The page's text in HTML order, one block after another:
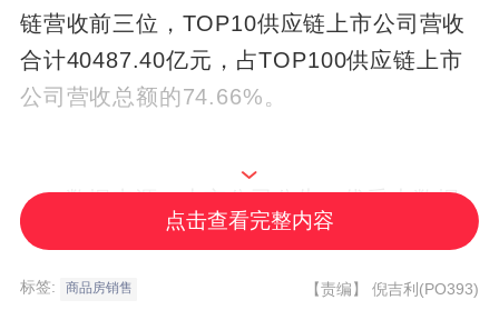
链营收前三位，TOP10供应链上市公司营收
合计40487.40亿元，占TOP100供应链上市
公司营收总额的74.66%。
数据来源：上市公司公告、优采大数据
整理
中国建筑以2.08万亿元夺“营收王”
点击查看完整内容
标签: 商品房销售 【责编】 倪吉利(PO393)